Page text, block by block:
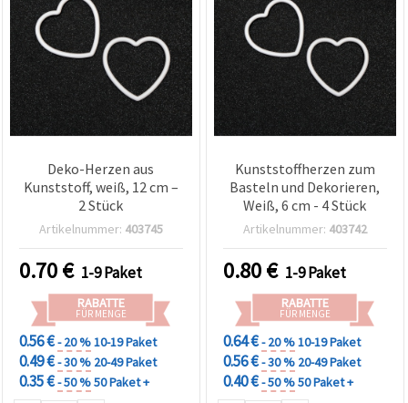
Deko-Herzen aus
Kunststoff, weiß, 12 cm –
2 Stück
Artikelnummer: 403745
0.70€ 1-9 Paket
RABATTE
FÜR MENGE
0.56 €- 20 %10-19 Paket
0.49 €- 30 % 20-49 Paket
0.35 €- 50 %50 Paket +
Kunststoffherzen zum
Basteln und Dekorieren,
Weiß, 6 cm - 4 Stück
Artikelnummer: 403742
0.80€ 1-9 Paket
RABATTE
FÜR MENGE
0.64 €- 20 %10-19 Paket
0.56 €- 30 % 20-49 Paket
0.40 €- 50 %50 Paket +